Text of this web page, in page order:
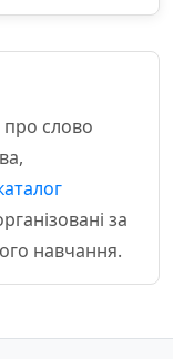
про слово
за
навчання.